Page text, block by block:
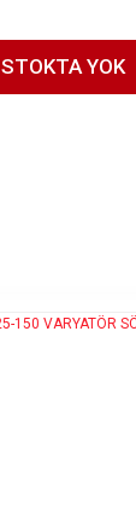
STOKTA YOK